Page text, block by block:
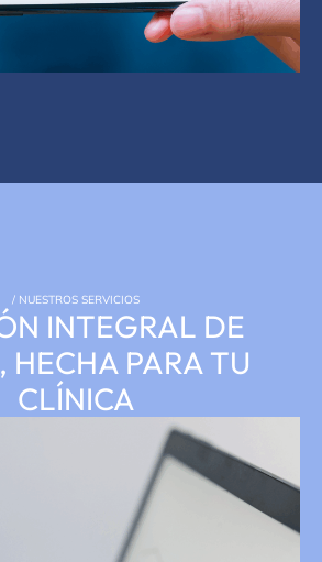
/ NUESTROS SERVICIOS
INTEGRAL DE
HECHA PARA TU
CLÍNICA